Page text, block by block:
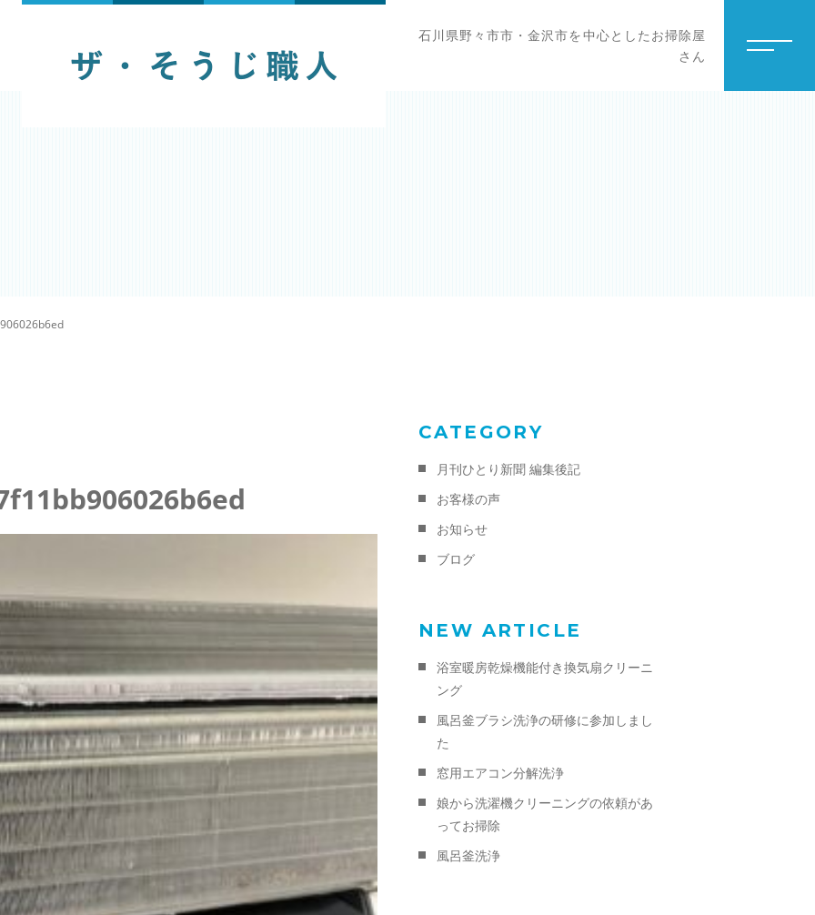
石川県野々市市・金沢市を中心としたお掃除屋
さん
せ
CATEGORY
月刊ひとり新聞 編集後記
お客様の声
お知らせ
ブログ
NEW ARTICLE
浴室暖房乾燥機能付き換気扇クリーニ
ング
風呂釜ブラシ洗浄の研修に参加しまし
た
窓用エアコン分解洗浄
娘から洗濯機クリーニングの依頼があ
ってお掃除
風呂釜洗浄